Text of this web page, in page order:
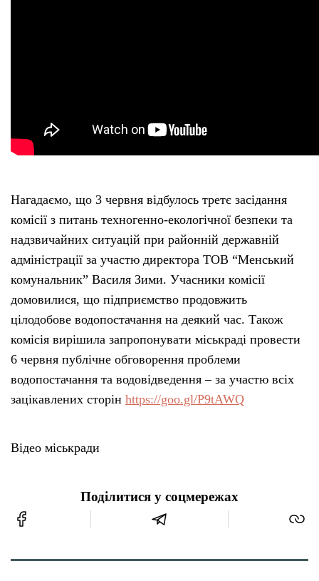
Нагадаємо, що 3 червня відбулось третє засідання
комісії з питань техногенно-екологічної безпеки та
надзвичайних ситуацій при районній державній
адміністрації за участю директора ТОВ “Менський
комунальник” Василя Зими. Учасники комісії
домовилися, що підприємство продовжить
цілодобове водопостачання на деякий час. Також
комісія вирішила запропонувати міськраді провести
6 червня публічне обговорення проблеми
водопостачання та водовідведення – за участю всіх
зацікавлених сторін https://goo.gl/P9tAWQ
Відео міськради
Поділитися у соцмережах